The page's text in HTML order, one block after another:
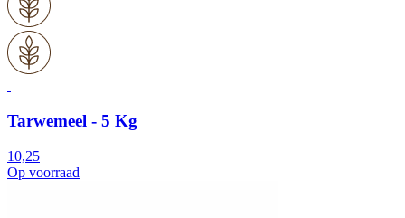
Tarwemeel - 5 Kg
10,25
Op voorraad